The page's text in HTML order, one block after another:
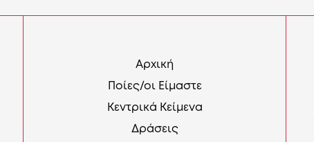
Αρχική
Ποίες/οι Είμαστε
Κεντρικά Κείμενα
Δράσεις